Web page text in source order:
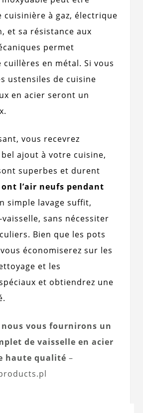
cuisinière à gaz, électrique
et sa résistance aux
permet
cuillères en métal. Si vous
ustensiles de cuisine
en acier seront un
vous recevrez
ajout à votre cuisine,
superbes et durent
l’air neufs pendant
simple lavage suffit,
sans nécessiter
Bien que les pots
économiserez sur les
et les
et obtiendrez une
nous vous fournirons un
de vaisselle en acier
haute qualité –